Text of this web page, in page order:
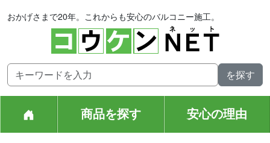
おかげさまで20年。これからも安心のバルコニー施工。
商品を探す 安心の理由